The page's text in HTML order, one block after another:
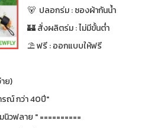
🐻 ปลอกร่ม : ซองผ้ากันน้ำ
🏰 สั่งผลิตร่ม : ไม่มีขั้นต่ำ
⛱ ฟรี : ออกแบบให้ฟรี
ย)
ณ์ กว่า 40ปี"
วฟลาย " ==========